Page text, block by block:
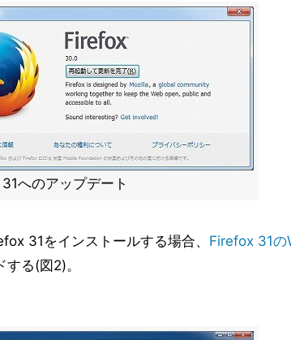
へのアップデート
31をインストールする場合、 Firefox 31の
する(図2)。